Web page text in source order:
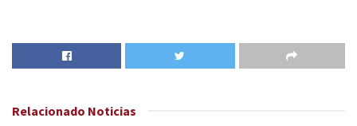
Relacionado Noticias